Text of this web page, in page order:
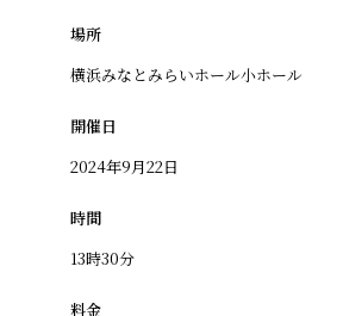
場所
横浜みなとみらいホール小ホール
開催日
2024年9月22日
時間
13時30分
料金